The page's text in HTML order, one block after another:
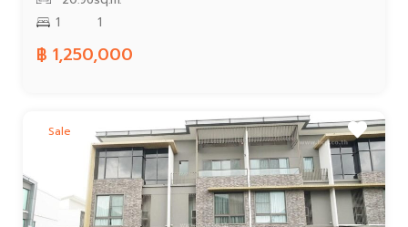
1
1
฿ 1,250,000
Sale